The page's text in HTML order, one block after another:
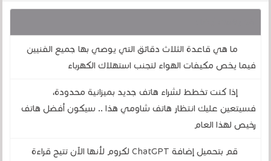
ما هي قاعدة الثلاث دقائق التي يوصي بها جميع الفنيين
فيما يخص مكيفات الهواء لتجنب استهلاك الكهرباء
إذا كنت تخطط لشراء هاتف جديد بميزانية محدودة،
فسيتعين عليك انتظار هاتف شاومي هذا .. سيكون أفضل هاتف
رخيص لهذا العام
قم بتحميل إضافة ChatGPT لكروم لأنها الآن تتيح قراءة